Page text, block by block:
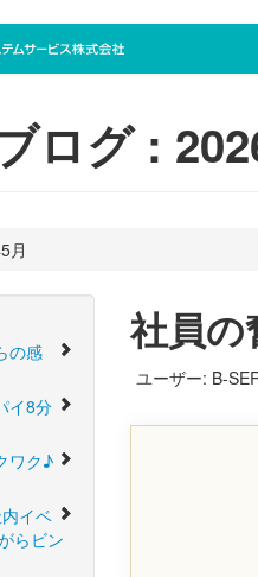
ログ :
月
社員の
ユーザー: B-
の感
イ8分
ワク♪
イベ
らビン